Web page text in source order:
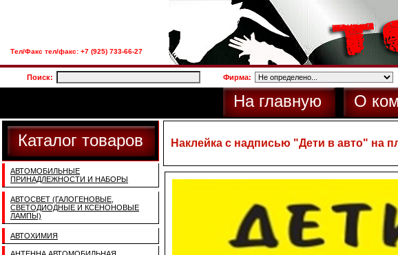
Тел/Факс тел/факс: +7 (925) 733-66-27
Поиск: Фирма:
На главную О
Каталог товаров
АВТОМОБИЛЬНЫЕ
ПРИНАДЛЕЖНОСТИ И НАБОРЫ
АВТОСВЕТ (ГАЛОГЕНОВЫЕ,
СВЕТОДИОДНЫЕ И КСЕНОНОВЫЕ
ЛАМПЫ)
АВТОХИМИЯ
Наклейка с надписью "Дети в авто" на